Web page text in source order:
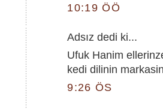
10:19 ÖÖ
Adsız dedi ki...
Ufuk Hanim
kedi dilinin
9:26 ÖS